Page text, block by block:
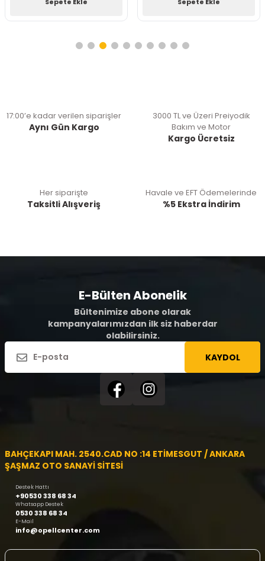
17:00’e kadar verilen siparişler
Aynı Gün Kargo
3000 TL ve Üzeri Preiyodik
Bakım ve Motor
Kargo Ücretsiz
Her siparişte
Taksitli Alışveriş
Havale ve EFT Ödemelerinde
%5 Ekstra İndirim
E-Bülten Abonelik
Bültenimize abone olarak
kampanyalarımızdan ilk siz haberdar
olabilirsiniz.
KAYDOL
BAHÇEKAPI MAH. 2540.CAD NO :14 ETİMESGUT / ANKARA
ŞAŞMAZ OTO SANAYİ SİTESİ
Destek Hattı
+90530 338 68 34
Whatsapp Destek
0530 338 68 34
E-Mail
info@opellcenter.com